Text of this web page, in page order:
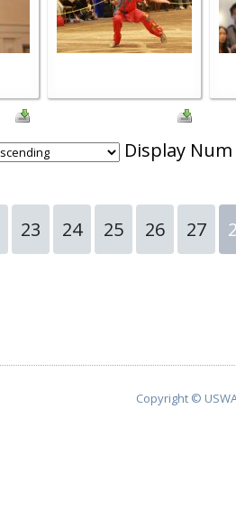
Display Num
23 24 25 26 27
Copyright ©